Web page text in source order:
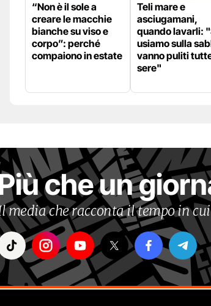
“Non è il sole a
creare le macchie
bianche su viso e
corpo”: perché
compaiono in estate
Teli mare e
asciugamani,
quando lavarli:
usiamo sulla
vanno puliti
sere"
che un
media che racconta il tempo in